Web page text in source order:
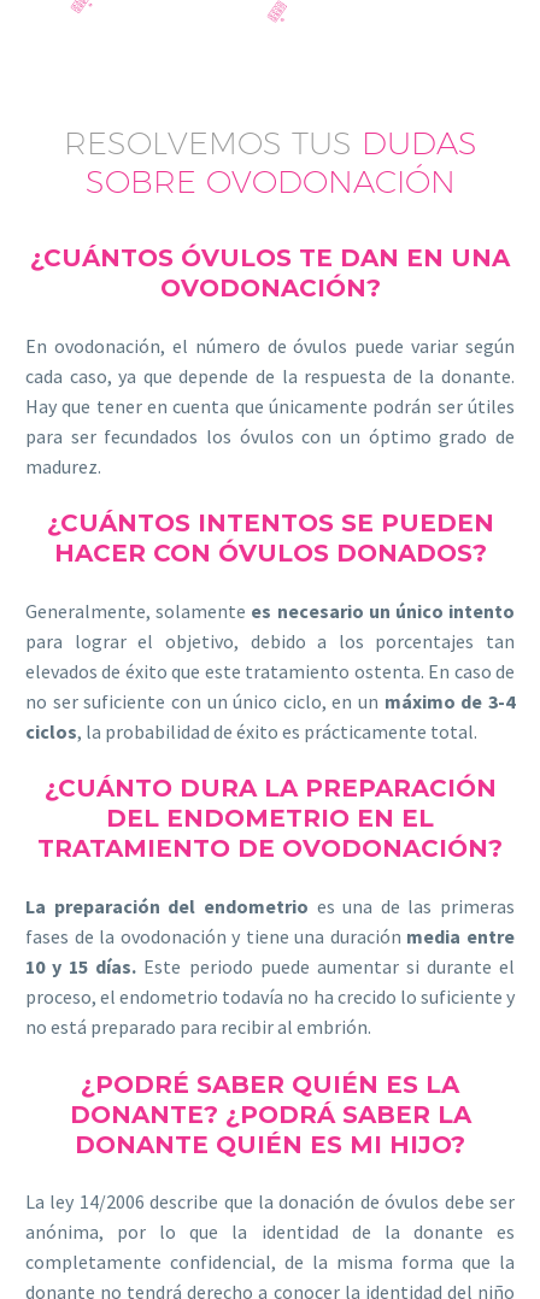
RESOLVEMOS TUS DUDAS
SOBRE OVODONACIÓN
¿CUÁNTOS ÓVULOS TE DAN EN UNA
OVODONACIÓN?
En ovodonación, el número de óvulos puede variar según
cada caso, ya que depende de la respuesta de la donante.
Hay que tener en cuenta que únicamente podrán ser útiles
para ser fecundados los óvulos con un óptimo grado de
madurez.
¿CUÁNTOS INTENTOS SE PUEDEN
HACER CON ÓVULOS DONADOS?
Generalmente, solamente es necesario un único intento
para lograr el objetivo, debido a los porcentajes tan
elevados de éxito que este tratamiento ostenta. En caso de
no ser suficiente con un único ciclo, en un máximo de 3-4
ciclos, la probabilidad de éxito es prácticamente total.
¿CUÁNTO DURA LA PREPARACIÓN
DEL ENDOMETRIO EN EL
TRATAMIENTO DE OVODONACIÓN?
La preparación del endometrio es una de las primeras
fases de la ovodonación y tiene una duración media entre
10 y 15 días. Este periodo puede aumentar si durante el
proceso, el endometrio todavía no ha crecido lo suficiente y
no está preparado para recibir al embrión.
¿PODRÉ SABER QUIÉN ES LA
DONANTE? ¿PODRÁ SABER LA
DONANTE QUIÉN ES MI HIJO?
La ley 14/2006 describe que la donación de óvulos debe ser
anónima, por lo que la identidad de la donante es
completamente confidencial, de la misma forma que la
donante no tendrá derecho a conocer la identidad del niño